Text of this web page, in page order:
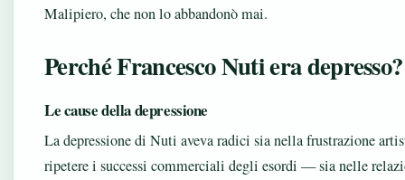
Malipiero, che non lo abbandonò mai.
Perché Francesco Nuti era depresso?
Le cause della depressione
La depressione di Nuti aveva radici sia nella frustrazione
ripetere i successi commerciali degli esordi — sia nelle